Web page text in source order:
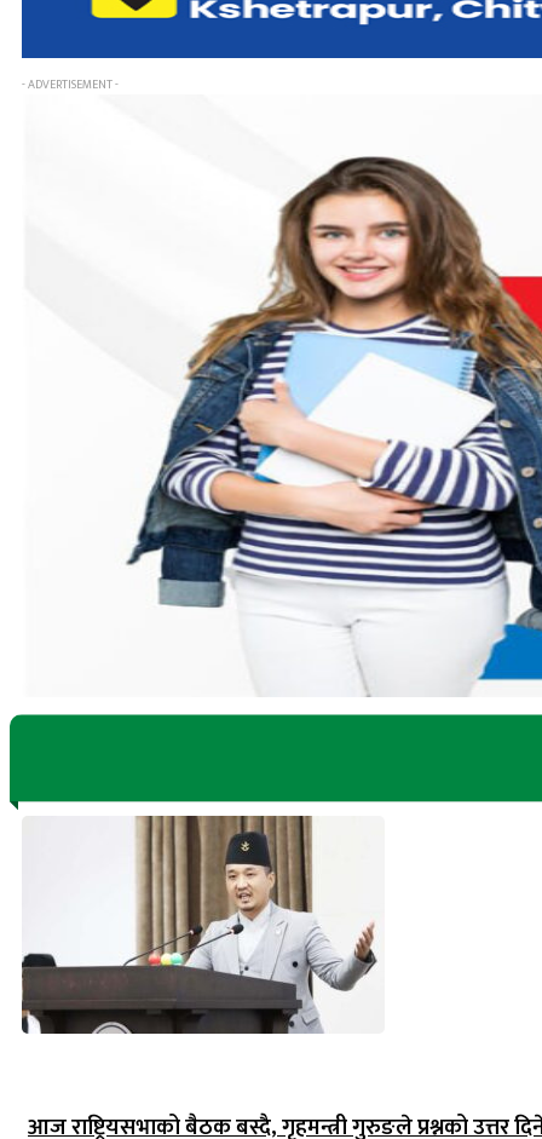
- ADVERTISEMENT -
आज राष्ट्रियसभाको बैठक बस्दै, गृहमन्त्री गुरुङले प्रश्नको उत्तर